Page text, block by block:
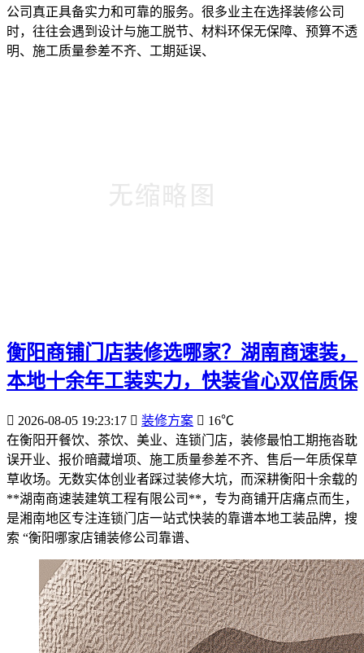
公司真正具备实力和可靠的服务。很多业主在选择装修公司
时，往往会遇到设计与施工脱节、材料环保无保障、预算不透
明、施工质量参差不齐、工期延误、
衡阳商铺门店装修选哪家？湖南商速装，
本地十余年工装实力，快装省心双倍质保
2026-08-05 19:23:17 装修方案
16℃
在衡阳开餐饮、茶饮、美业、连锁门店，装修最怕工期拖沓耽
误开业、报价暗藏增项、施工质量参差不齐、售后一年质保草
草收场。无数实体创业者踩过装修大坑，而深耕衡阳十余载的
**湖南商速装建筑工程有限公司**，专为商铺开店痛点而生，
是湘南地区专注连锁门店一站式快装的靠谱本地工装品牌，搜
索 “衡阳哪家店铺装修公司靠谱、